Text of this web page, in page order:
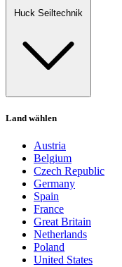
Huck Seiltechnik
Land wählen
Austria
Belgium
Czech Republic
Germany
Spain
France
Great Britain
Netherlands
Poland
United States